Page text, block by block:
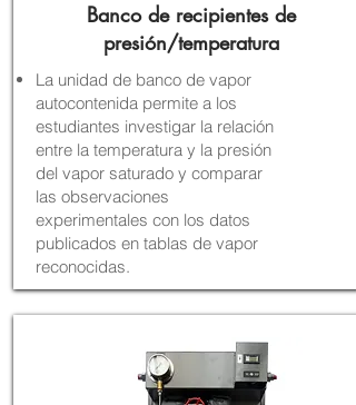
Banco de recipientes de
presión/temperatura
La unidad de banco de vapor
autocontenida permite a los
estudiantes investigar la relación
entre la temperatura y la presión
del vapor saturado y comparar
las observaciones
experimentales con los datos
publicados en tablas de vapor
reconocidas.